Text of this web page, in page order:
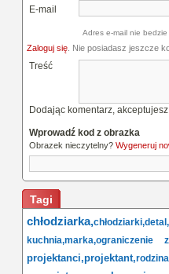
E-mail
Adres e-mail nie
Zaloguj się . Nie posiadasz jeszcze
Treść
Dodając komentarz, akceptujesz
Wprowadź kod z obrazka
Obrazek nieczytelny? Wygeneruj
Tagi
chłodziarka,chłodziarki,detal,
kuchnia,marka,ograniczenie
projektanci,projektant,